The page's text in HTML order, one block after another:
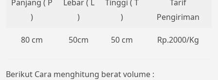
Panjang ( P
)
Lebar ( L
)
Tinggi ( T
)
Tarif
Pengiriman
80 cm 50cm 50 cm Rp.2000/Kg
Berikut Cara menghitung berat volume :